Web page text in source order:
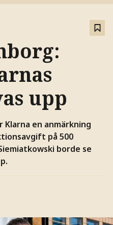
upp
en anmärkning
på 500
borde se